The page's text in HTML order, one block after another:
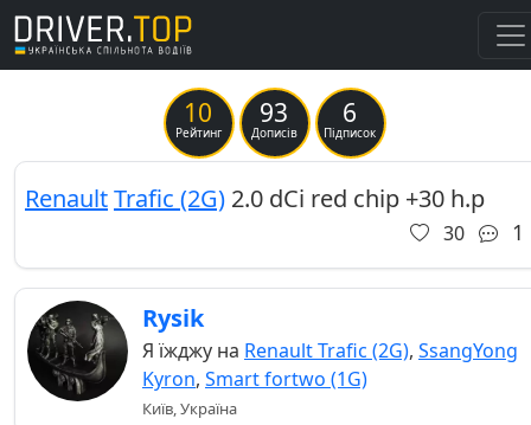
10
Рейтинг
93
Дописів
6
Підписок
RenaultTrafic (2G) 2.0 dCi red chip +30 h.p
30 1
Rysik
Я їжджу на Renault Trafic (2G), SsangYong
Kyron, Smart fortwo (1G)
Київ, Україна